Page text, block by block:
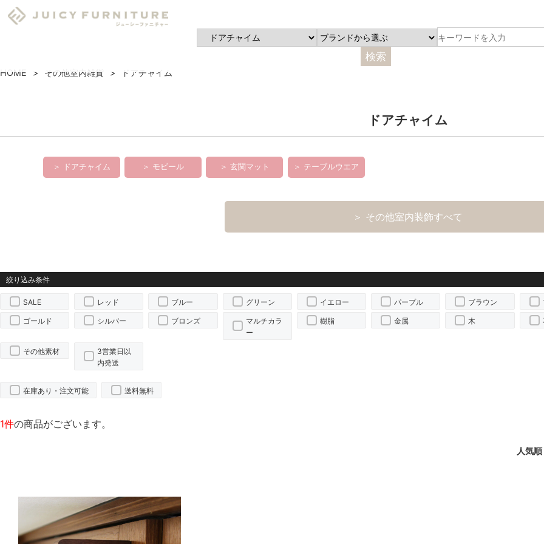
HOME その他室内雑貨 ドアチャイム
ドアチャイム
＞ ドアチャイム ＞ モビール ＞ 玄関マット ＞ テーブルウエア
＞ その他室内装飾すべて
SALE レッド ブルー グリーン イエロー パープル ブラウン
ゴールド シルバー ブロンズ
マルチカラ
ー
樹脂 金属 木
その他素材
3営業日以
内発送
在庫あり・注文可能 送料無料
1件の商品がございます。
人気順